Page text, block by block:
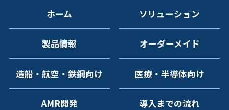
ホーム ソリューション
オーダーメイド
製品情報
造船・航空・鉄鋼向け 医療・半導体向け
AMR開発 導入までの流れ